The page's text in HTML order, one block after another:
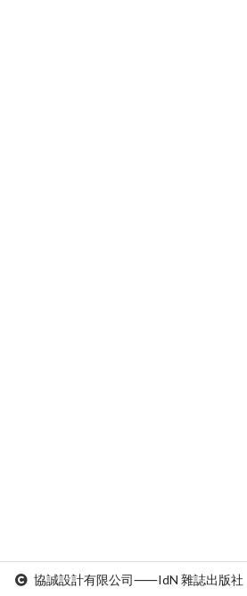
協誠設計有限公司⸺IdN 雜誌出版社